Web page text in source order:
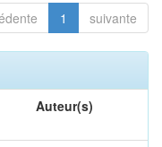
1 suivante
Auteur(s)